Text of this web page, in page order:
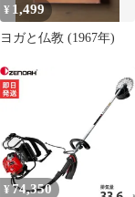
¥ 1,499
ヨガと仏教 (1967年)
¥ 74,350